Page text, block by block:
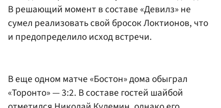
В решающий момент в составе «Девилз» не
сумел реализовать свой бросок Локтионов, что
и предопределило исход встречи.
В еще одном матче «Бостон» дома обыграл
«Торонто» — 3:2. В составе гостей шайбой